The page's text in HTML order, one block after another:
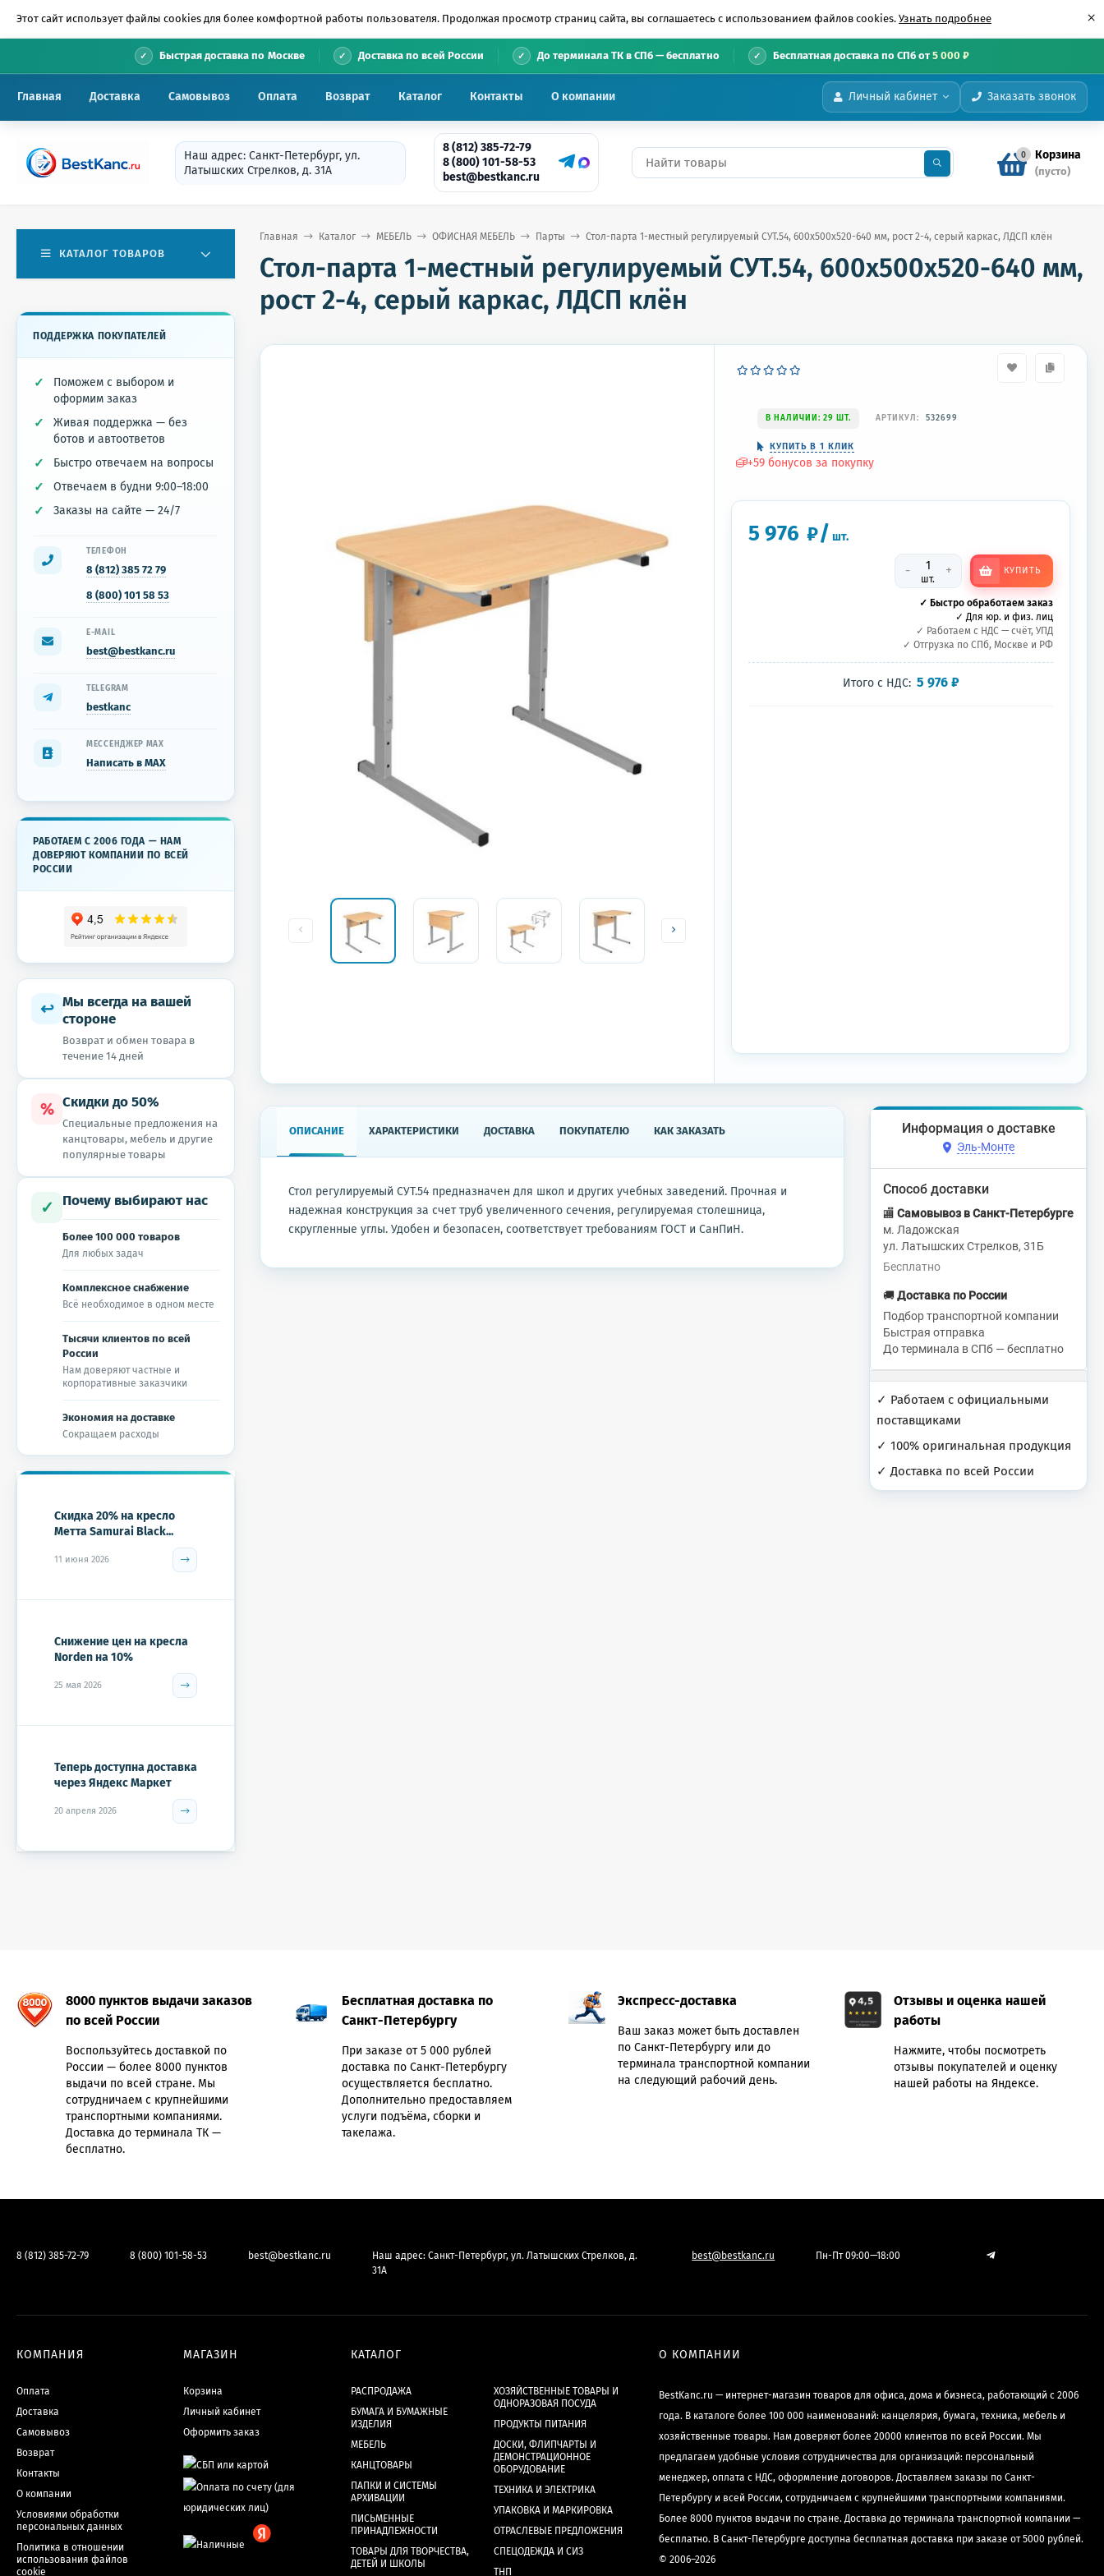
Этот сайт использует файлы cookies для более комфортной работы пользователя. Продолжая просмотр страниц сайта, вы соглашаетесь с использованием файлов cookies. Узнать подробнее ×
Быстрая доставка по Москве Доставка по всей России До терминала ТК в СПб — бесплатно Бесплатная доставка по СПб от5 000 ₽
Личный кабинет Заказать звонок
Главная Доставка Самовывоз Оплата Возврат Каталог Контакты О компании
Наш адрес: Санкт-Петербург, ул.
Латышских Стрелков, д. 31А
8 (812) 385-72-79
8 (800) 101-58-53
best@bestkanc.ru
0 Корзина
(пусто)
Главная Каталог МЕБЕЛЬ ОФИСНАЯ МЕБЕЛЬ Парты Стол-парта 1-местный регулируемый СУТ.54, 600х500х520-640 мм, рост 2-4, серый каркас, ЛДСП клён
Стол-парта 1-местный регулируемый СУТ.54, 600х500х520-640 мм,
рост 2-4, серый каркас, ЛДСП клён
В НАЛИЧИИ: 29 ШТ. АРТИКУЛ: 532699
КУПИТЬ В 1 КЛИК
+59 бонусов за покупку
5 976 ₽/ шт.
-
шт.
+ КУПИТЬ
✓ Быстро обработаем заказ
✓ Для юр. и физ. лиц
✓ Работаем с НДС — счёт, УПД
✓ Отгрузка по СПб, Москве и РФ
Итого с НДС: 5 976 ₽
ОПИСАНИЕ ХАРАКТЕРИСТИКИ ДОСТАВКА ПОКУПАТЕЛЮ КАК ЗАКАЗАТЬ
Стол регулируемый СУТ.54 предназначен для школ и других учебных заведений. Прочная и
надежная конструкция за счет труб увеличенного сечения, регулируемая столешница,
скругленные углы. Удобен и безопасен, соответствует требованиям ГОСТ и СанПиН.
Информация о доставке
Эль-Монте
Способ доставки
🏬 Самовывоз в Санкт-Петербурге
м. Ладожская
ул. Латышских Стрелков, 31Б
Бесплатно
🚚 Доставка по России
Подбор транспортной компании
Быстрая отправка
До терминала в СПб — бесплатно
✓ Работаем с официальными
поставщиками
✓ 100% оригинальная продукция
✓ Доставка по всей России
КАТАЛОГ ТОВАРОВ
ПОДДЕРЖКА ПОКУПАТЕЛЕЙ
Поможем с выбором и
оформим заказ
Живая поддержка — без
ботов и автоответов
Быстро отвечаем на вопросы
Отвечаем в будни 9:00–18:00
Заказы на сайте — 24/7
ТЕЛЕФОН
8 (812) 385 72 79
8 (800) 101 58 53
E-MAIL
best@bestkanc.ru
TELEGRAM
bestkanc
МЕССЕНДЖЕР MAX
Написать в MAX
РАБОТАЕМ С 2006 ГОДА — НАМ
ДОВЕРЯЮТ КОМПАНИИ ПО ВСЕЙ
РОССИИ
↩ Мы всегда на вашей
стороне
Возврат и обмен товара в
течение 14 дней
% Скидки до 50%
Специальные предложения на
канцтовары, мебель и другие
популярные товары
✓ Почему выбирают нас
Более 100 000 товаров
Для любых задач
Комплексное снабжение
Всё необходимое в одном месте
Тысячи клиентов по всей
России
Нам доверяют частные и
корпоративные заказчики
Экономия на доставке
Сокращаем расходы
Скидка 20% на кресло
Метта Samurai Black...
11 июня 2026
Снижение цен на кресла
Norden на 10%
25 мая 2026
Теперь доступна доставка
через Яндекс Маркет
20 апреля 2026
8000 пунктов выдачи заказов
по всей России
Воспользуйтесь доставкой по
России — более 8000 пунктов
выдачи по всей стране. Мы
сотрудничаем с крупнейшими
транспортными компаниями.
Доставка до терминала ТК —
бесплатно.
Бесплатная доставка по
Санкт-Петербургу
При заказе от 5 000 рублей
доставка по Санкт-Петербургу
осуществляется бесплатно.
Дополнительно предоставляем
услуги подъёма, сборки и
такелажа.
Экспресс-доставка
Ваш заказ может быть доставлен
по Санкт-Петербургу или до
терминала транспортной компании
на следующий рабочий день.
Отзывы и оценка нашей
работы
Нажмите, чтобы посмотреть
отзывы покупателей и оценку
нашей работы на Яндексе.
8 (812) 385-72-79 8 (800) 101-58-53 best@bestkanc.ru
Наш адрес: Санкт-Петербург, ул. Латышских Стрелков, д.
31А
best@bestkanc.ru Пн-Пт 09:00—18:00
КОМПАНИЯ
Оплата
Доставка
Самовывоз
Возврат
Контакты
О компании
Условиями обработки
персональных данных
Политика в отношении
использования файлов
cookie
МАГАЗИН
Корзина
Личный кабинет
Оформить заказ
КАТАЛОГ
РАСПРОДАЖА
БУМАГА И БУМАЖНЫЕ
ИЗДЕЛИЯ
МЕБЕЛЬ
КАНЦТОВАРЫ
ПАПКИ И СИСТЕМЫ
АРХИВАЦИИ
ПИСЬМЕННЫЕ
ПРИНАДЛЕЖНОСТИ
ТОВАРЫ ДЛЯ ТВОРЧЕСТВА,
ДЕТЕЙ И ШКОЛЫ
ХОЗЯЙСТВЕННЫЕ ТОВАРЫ И
ОДНОРАЗОВАЯ ПОСУДА
ПРОДУКТЫ ПИТАНИЯ
ДОСКИ, ФЛИПЧАРТЫ И
ДЕМОНСТРАЦИОННОЕ
ОБОРУДОВАНИЕ
ТЕХНИКА И ЭЛЕКТРИКА
УПАКОВКА И МАРКИРОВКА
ОТРАСЛЕВЫЕ ПРЕДЛОЖЕНИЯ
СПЕЦОДЕЖДА И СИЗ
ТНП
О КОМПАНИИ
BestKanc.ru — интернет-магазин товаров для офиса, дома и бизнеса, работающий с 2006
года. В каталоге более 100 000 наименований: канцелярия, бумага, техника, мебель и
хозяйственные товары. Нам доверяют более 20000 клиентов по всей России. Мы
предлагаем удобные условия сотрудничества для организаций: персональный
менеджер, оплата с НДС, оформление договоров. Доставляем заказы по Санкт-
Петербургу и всей России, сотрудничаем с крупнейшими транспортными компаниями.
Более 8000 пунктов выдачи по стране. Доставка до терминала транспортной компании —
бесплатно. В Санкт-Петербурге доступна бесплатная доставка при заказе от 5000 рублей.
© 2006–2026